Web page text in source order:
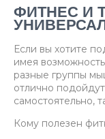
ФИТНЕС И
Если вы хотите
имея
разные группы
отлично
самостоятельно,
Кому полезен